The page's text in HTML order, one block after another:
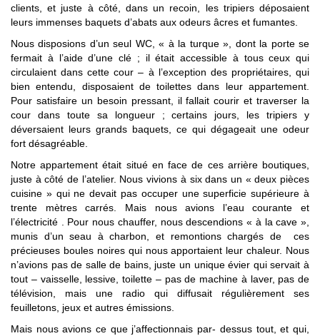
clients, et juste à côté, dans un recoin, les tripiers déposaient
leurs immenses baquets d’abats aux odeurs âcres et fumantes.
Nous disposions d’un seul WC, « à la turque », dont la porte se
fermait à l’aide d’une clé ; il était accessible à tous ceux qui
circulaient dans cette cour – à l’exception des propriétaires, qui
bien entendu, disposaient de toilettes dans leur appartement.
Pour satisfaire un besoin pressant, il fallait courir et traverser la
cour dans toute sa longueur ; certains jours, les tripiers y
déversaient leurs grands baquets, ce qui dégageait une odeur
fort désagréable.
Notre appartement était situé en face de ces arrière boutiques,
juste à côté de l’atelier. Nous vivions à six dans un « deux pièces
cuisine » qui ne devait pas occuper une superficie supérieure à
trente mètres carrés. Mais nous avions l’eau courante et
l’électricité . Pour nous chauffer, nous descendions « à la cave »,
munis d’un seau à charbon, et remontions chargés de ces
précieuses boules noires qui nous apportaient leur chaleur. Nous
n’avions pas de salle de bains, juste un unique évier qui servait à
tout – vaisselle, lessive, toilette – pas de machine à laver, pas de
télévision, mais une radio qui diffusait régulièrement ses
feuilletons, jeux et autres émissions.
Mais nous avions ce que j’affectionnais par- dessus tout, et qui,